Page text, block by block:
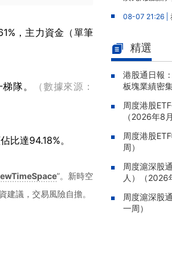
，主力資金（單筆
隊。
（數據來源：
比達94.18%。
”。新時空
議，交易風險自擔。
08-07 21:26 |
人民幣5,406
08-07 20:07 |
河勘查取得
躍升至
08-07 20:04 |
立戰略合作
n工廠商業化
08-07 20:02 |
中國泛半導
08-07 19:47 |
全球領先的
08-07 19:09 |
精選
港股通日報
板塊業績密
周度港股
（2026年8
周度港股
周）
周度滬深股
人）（2026
周度滬深股
一周）